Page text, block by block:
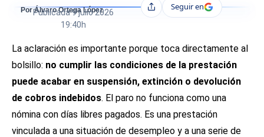
Por Álvaro Ortega López
Publicada9 julio 2026
19:40h
CompartirSeguir en
La aclaración es importante porque toca directamente al
bolsillo: no cumplir las condiciones de la prestación
puede acabar en suspensión, extinción o devolución
de cobros indebidos. El paro no funciona como una
nómina con días libres pagados. Es una prestación
vinculada a una situación de desempleo y a una serie de